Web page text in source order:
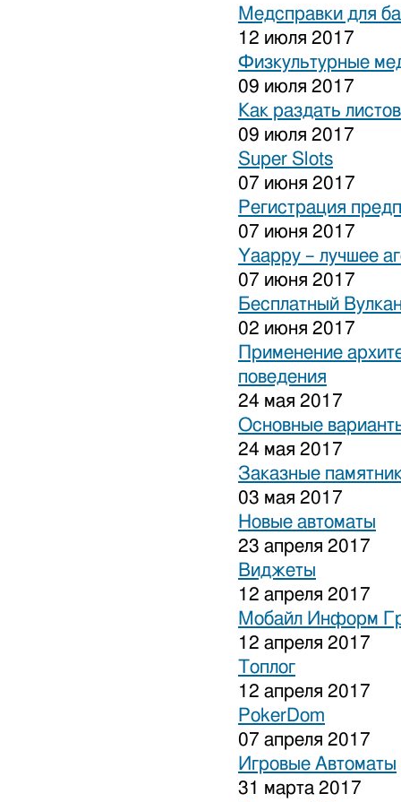
Медсправки для
12 июля 2017
Физкультурные
09 июля 2017
Как раздать
09 июля 2017
Super Slots
07 июня 2017
Регистрация
07 июня 2017
Yaappy – лучшее
07 июня 2017
Бесплатный
02 июня 2017
Применение
поведения
24 мая 2017
Основные
24 мая 2017
Заказные
03 мая 2017
Новые автоматы
23 апреля 2017
Виджеты
12 апреля 2017
Мобайл Информ
12 апреля 2017
Топлог
12 апреля 2017
PokerDom
07 апреля 2017
Игровые Автоматы
31 марта 2017